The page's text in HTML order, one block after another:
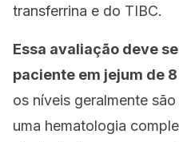
transferrina e do TIBC.
Essa avaliação deve
paciente em jejum de 8
os níveis geralmente
uma hematologia